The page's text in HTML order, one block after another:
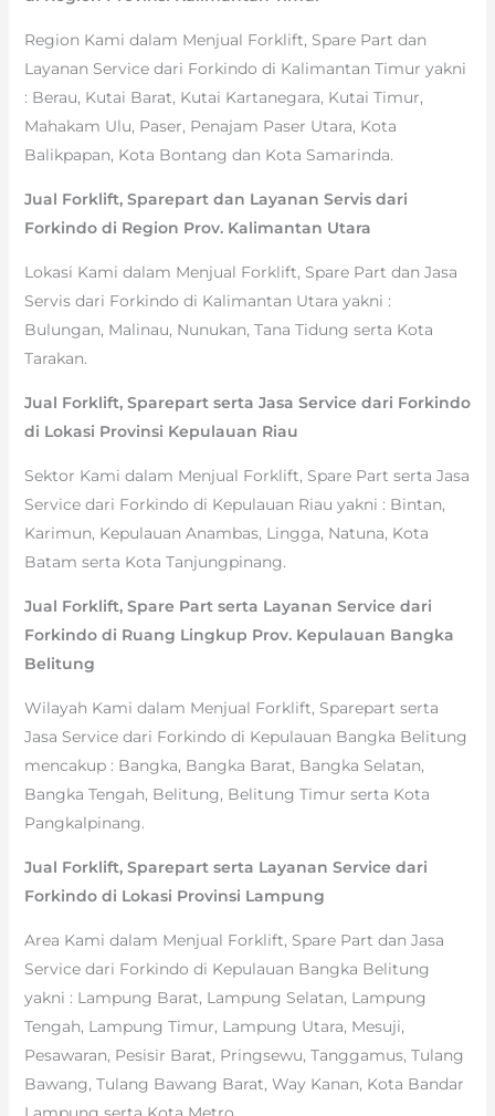
Region Kami dalam Menjual Forklift, Spare Part dan
Layanan Service dari Forkindo di Kalimantan Timur yakni
: Berau, Kutai Barat, Kutai Kartanegara, Kutai Timur,
Mahakam Ulu, Paser, Penajam Paser Utara, Kota
Balikpapan, Kota Bontang dan Kota Samarinda.
Jual Forklift, Sparepart dan Layanan Servis dari
Forkindo di Region Prov. Kalimantan Utara
Lokasi Kami dalam Menjual Forklift, Spare Part dan Jasa
Servis dari Forkindo di Kalimantan Utara yakni :
Bulungan, Malinau, Nunukan, Tana Tidung serta Kota
Tarakan.
Jual Forklift, Sparepart serta Jasa Service dari Forkindo
di Lokasi Provinsi Kepulauan Riau
Sektor Kami dalam Menjual Forklift, Spare Part serta Jasa
Service dari Forkindo di Kepulauan Riau yakni : Bintan,
Karimun, Kepulauan Anambas, Lingga, Natuna, Kota
Batam serta Kota Tanjungpinang.
Jual Forklift, Spare Part serta Layanan Service dari
Forkindo di Ruang Lingkup Prov. Kepulauan Bangka
Belitung
Wilayah Kami dalam Menjual Forklift, Sparepart serta
Jasa Service dari Forkindo di Kepulauan Bangka Belitung
mencakup : Bangka, Bangka Barat, Bangka Selatan,
Bangka Tengah, Belitung, Belitung Timur serta Kota
Pangkalpinang.
Jual Forklift, Sparepart serta Layanan Service dari
Forkindo di Lokasi Provinsi Lampung
Area Kami dalam Menjual Forklift, Spare Part dan Jasa
Service dari Forkindo di Kepulauan Bangka Belitung
yakni : Lampung Barat, Lampung Selatan, Lampung
Tengah, Lampung Timur, Lampung Utara, Mesuji,
Pesawaran, Pesisir Barat, Pringsewu, Tanggamus, Tulang
Bawang, Tulang Bawang Barat, Way Kanan, Kota Bandar